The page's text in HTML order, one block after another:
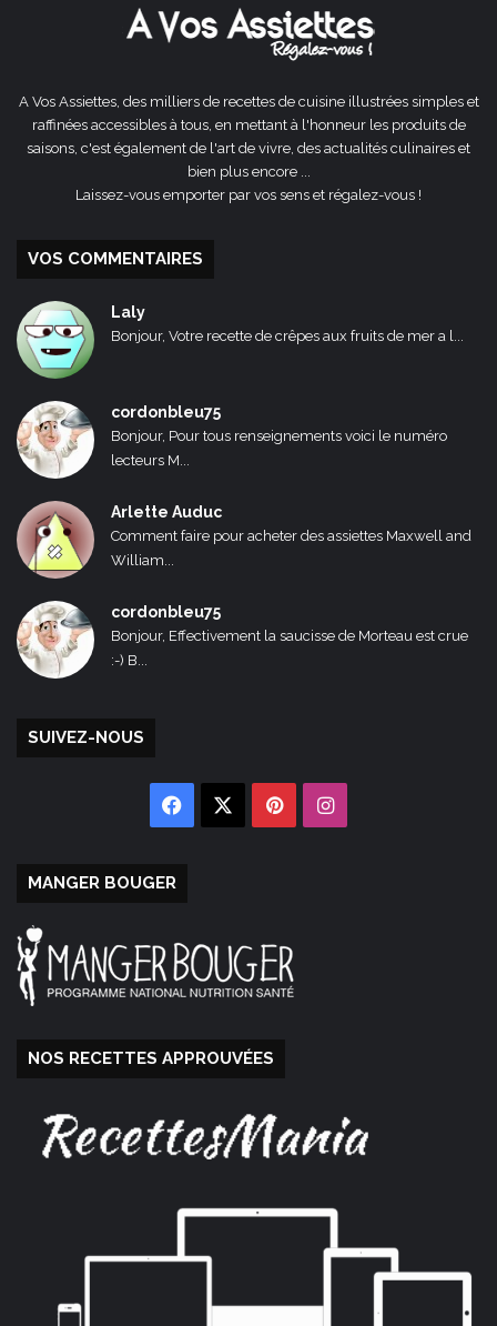
A Vos Assiettes, des milliers de recettes de cuisine illustrées simples et
raffinées accessibles à tous, en mettant à l'honneur les produits de
saisons, c'est également de l'art de vivre, des actualités culinaires et
bien plus encore ...
Laissez-vous emporter par vos sens et régalez-vous !
VOS COMMENTAIRES
Laly
Bonjour, Votre recette de crêpes aux fruits de mer a l...
cordonbleu75
Bonjour, Pour tous renseignements voici le numéro
lecteurs M...
Arlette Auduc
Comment faire pour acheter des assiettes Maxwell and
William...
cordonbleu75
Bonjour, Effectivement la saucisse de Morteau est crue
:-) B...
SUIVEZ-NOUS
Facebook PinterestInstagram
MANGER BOUGER
NOS RECETTES APPROUVÉES